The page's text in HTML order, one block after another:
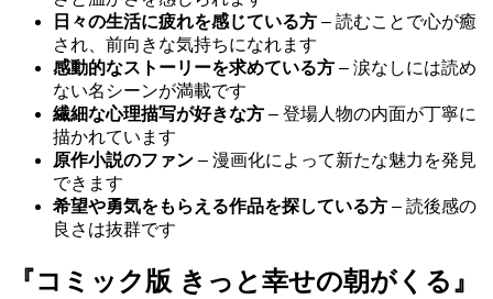
日々の生活に疲れを感じている方 – 読むことで心が癒
され、前向きな気持ちになれます
感動的なストーリーを求めている方 – 涙なしには読め
ない名シーンが満載です
繊細な心理描写が好きな方 – 登場人物の内面が丁寧に
描かれています
原作小説のファン – 漫画化によって新たな魅力を発見
できます
希望や勇気をもらえる作品を探している方 – 読後感の
良さは抜群です
『コミック版 きっと幸せの朝がくる』